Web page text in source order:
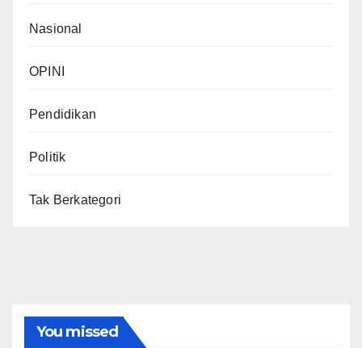
Nasional
OPINI
Pendidikan
Politik
Tak Berkategori
You missed